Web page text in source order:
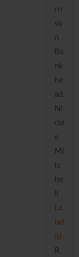
rri
so
n
Ba
nk
he
ad,
Ni
col
e
Mi
tc
he
ll
La
bel
(s)
R